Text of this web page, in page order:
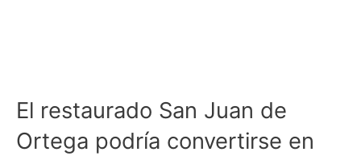
El restaurado San Juan de
Ortega podría convertirse en